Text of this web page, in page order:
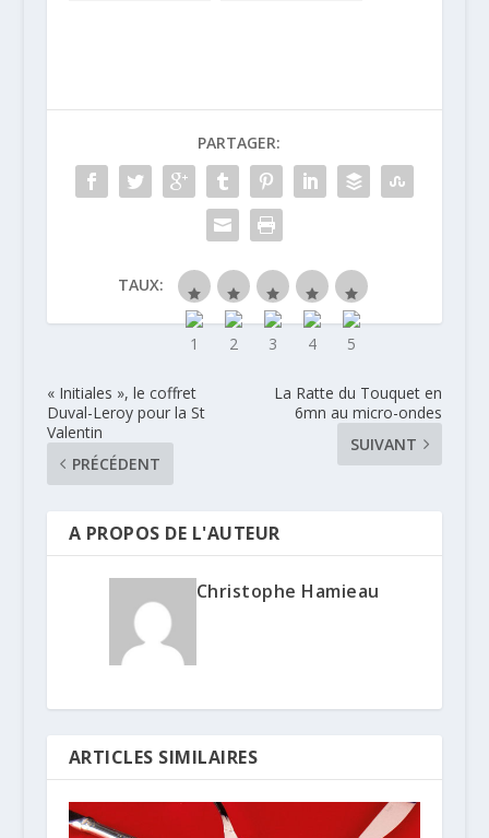
PARTAGER:
TAUX:
« Initiales », le coffret
Duval-Leroy pour la St
Valentin
PRÉCÉDENT
La Ratte du Touquet en
6mn au micro-ondes
SUIVANT
A PROPOS DE L'AUTEUR
Christophe Hamieau
ARTICLES SIMILAIRES